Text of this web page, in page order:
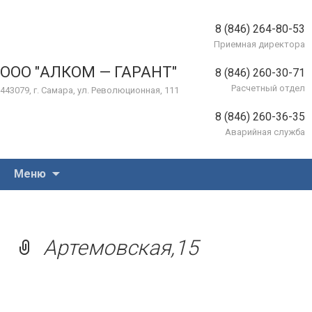
ООО "АЛКОМ — ГАРАНТ"
443079, г. Самара, ул. Революционная, 111
8 (846) 264-80-53
Приемная директора
8 (846) 260-30-71
Расчетный отдел
8 (846) 260-36-35
Аварийная служба
Меню
Артемовская,15